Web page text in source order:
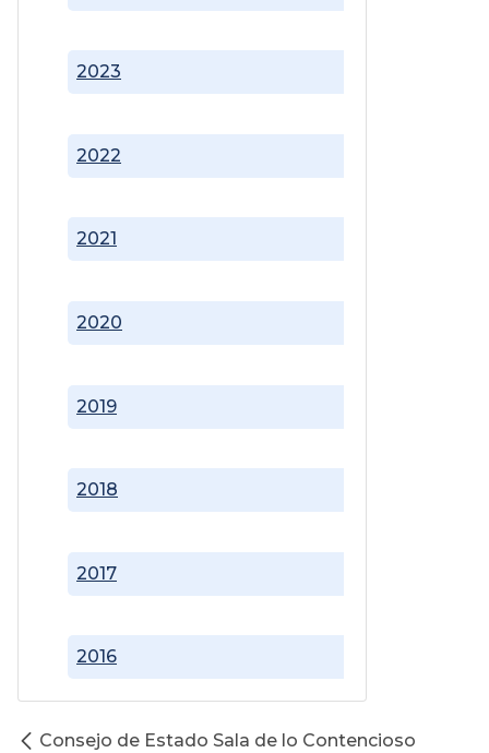
2016
2017
2018
2019
2020
2021
2022
2023
Consejo de Estado Sala de lo Contencioso